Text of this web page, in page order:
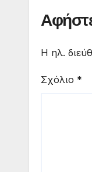
Η ηλ.
Σχόλιο *